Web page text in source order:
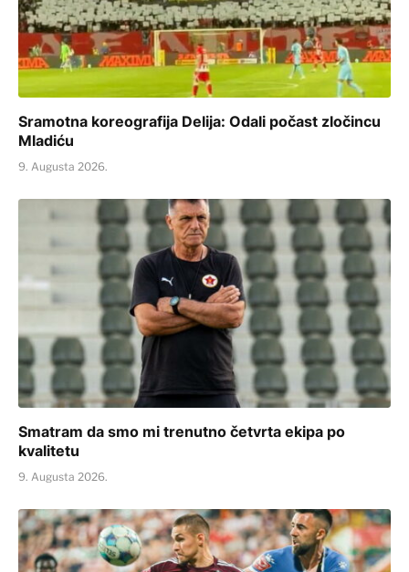
Sramotna koreografija Delija: Odali počast zločincu
Mladiću
9. Augusta 2026.
Smatram da smo mi trenutno četvrta ekipa po
kvalitetu
9. Augusta 2026.